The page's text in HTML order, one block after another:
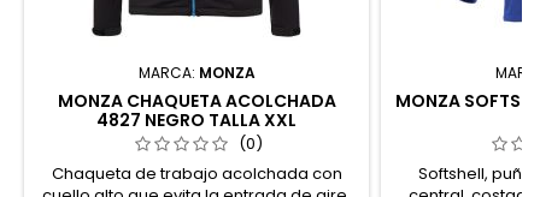
MARCA: MONZA
MONZA CHAQUETA ACOLCHADA
4827 NEGRO TALLA XXL
(0)
Chaqueta de trabajo acolchada con
MONZA
Softshell,